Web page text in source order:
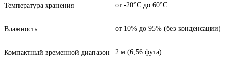
Температура хранения от -20°C до 60°C
Влажность от 10% до 95% (без конденсации)
Компактный временной диапазон 2 м (6,56 фута)